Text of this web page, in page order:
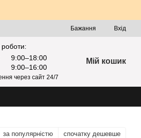
Бажання Вхід
роботи:
9:00–18:00
9:00–16:00
через сайт 24/7
Мій кошик
за популярністю спочатку дешевше